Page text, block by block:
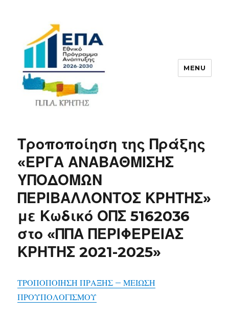
MENU
Τροποποίηση της Πράξης
«ΕΡΓΑ ΑΝΑΒΑΘΜΙΣΗΣ
ΥΠΟΔΟΜΩΝ
ΠΕΡΙΒΑΛΛΟΝΤΟΣ ΚΡΗΤΗΣ»
με Κωδικό ΟΠΣ 5162036
στο «ΠΠΑ ΠΕΡΙΦΕΡΕΙΑΣ
ΚΡΗΤΗΣ 2021-2025»
ΤΡΟΠΟΠΟΙΗΣΗ ΠΡΑΞΗΣ – ΜΕΙΩΣΗ
ΠΡΟΥΠΟΛΟΓΙΣΜΟΥ